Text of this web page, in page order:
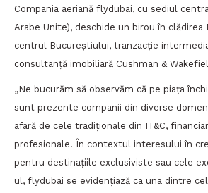
Compania aeriană flydubai, cu sediul
Arabe Unite), deschide un birou în
centrul Bucureștiului, tranzacție
consultanță imobiliară Cushman &
„Ne bucurăm să observăm că pe piața
sunt prezente companii din diverse
afară de cele tradiționale din IT&C,
profesionale. În contextul interesului în
pentru destinațiile exclusiviste sau cele
ul, flydubai se evidențiază ca una dintre